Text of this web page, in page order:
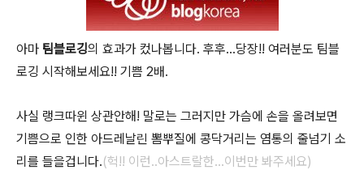
아마 팀블로깅의 효과가 컸나봅니다. 후후...당장!! 여러분도 팀블
로깅 시작해보세요!! 기쁨 2배.
사실 랭크따윈 상관안해! 말로는 그러지만 가슴에 손을 올려보면
기쁨으로 인한 아드레날린 뽐뿌질에 콩닥거리는 염통의 줄넘기 소
리를 들을겁니다.(헉!! 이런..아스트랄한...이번만 봐주세요)